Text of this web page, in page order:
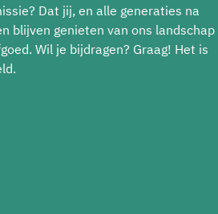
Dat jij, en alle generaties na
blijven genieten van ons landschap
Wil je bijdragen? Graag! Het is